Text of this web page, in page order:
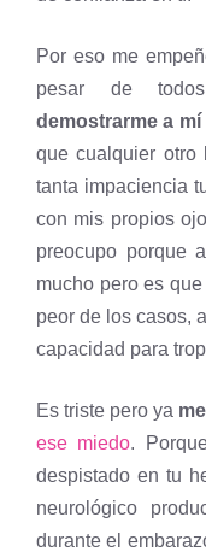
Por eso me
pesar de
demostrarme a mí
que cualquier otro
tanta impaciencia
con mis propios
preocupo porque
mucho pero es
peor de los casos,
capacidad para
Es triste pero ya
ese miedo.
despistado en tu
neurológico
durante el